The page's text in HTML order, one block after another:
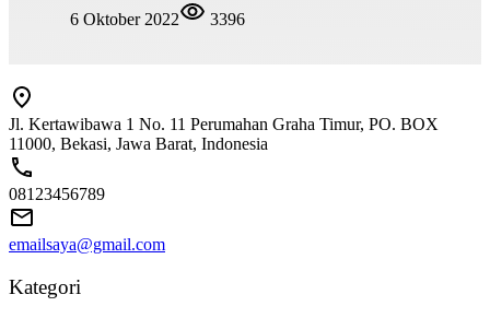
6 Oktober 2022
3396
Jl. Kertawibawa 1 No. 11 Perumahan Graha Timur, PO. BOX
11000, Bekasi, Jawa Barat, Indonesia
08123456789
emailsaya@gmail.com
Kategori